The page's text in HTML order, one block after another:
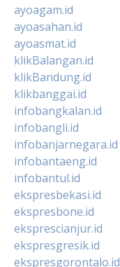
ayoagam.id
ayoasahan.id
ayoasmat.id
klikBalangan.id
klikBandung.id
klikbanggai.id
infobangkalan.id
infobangli.id
infobanjarnegara.id
infobantaeng.id
infobantul.id
ekspresbekasi.id
ekspresbone.id
eksprescianjur.id
ekspresgresik.id
ekspresgorontalo.id